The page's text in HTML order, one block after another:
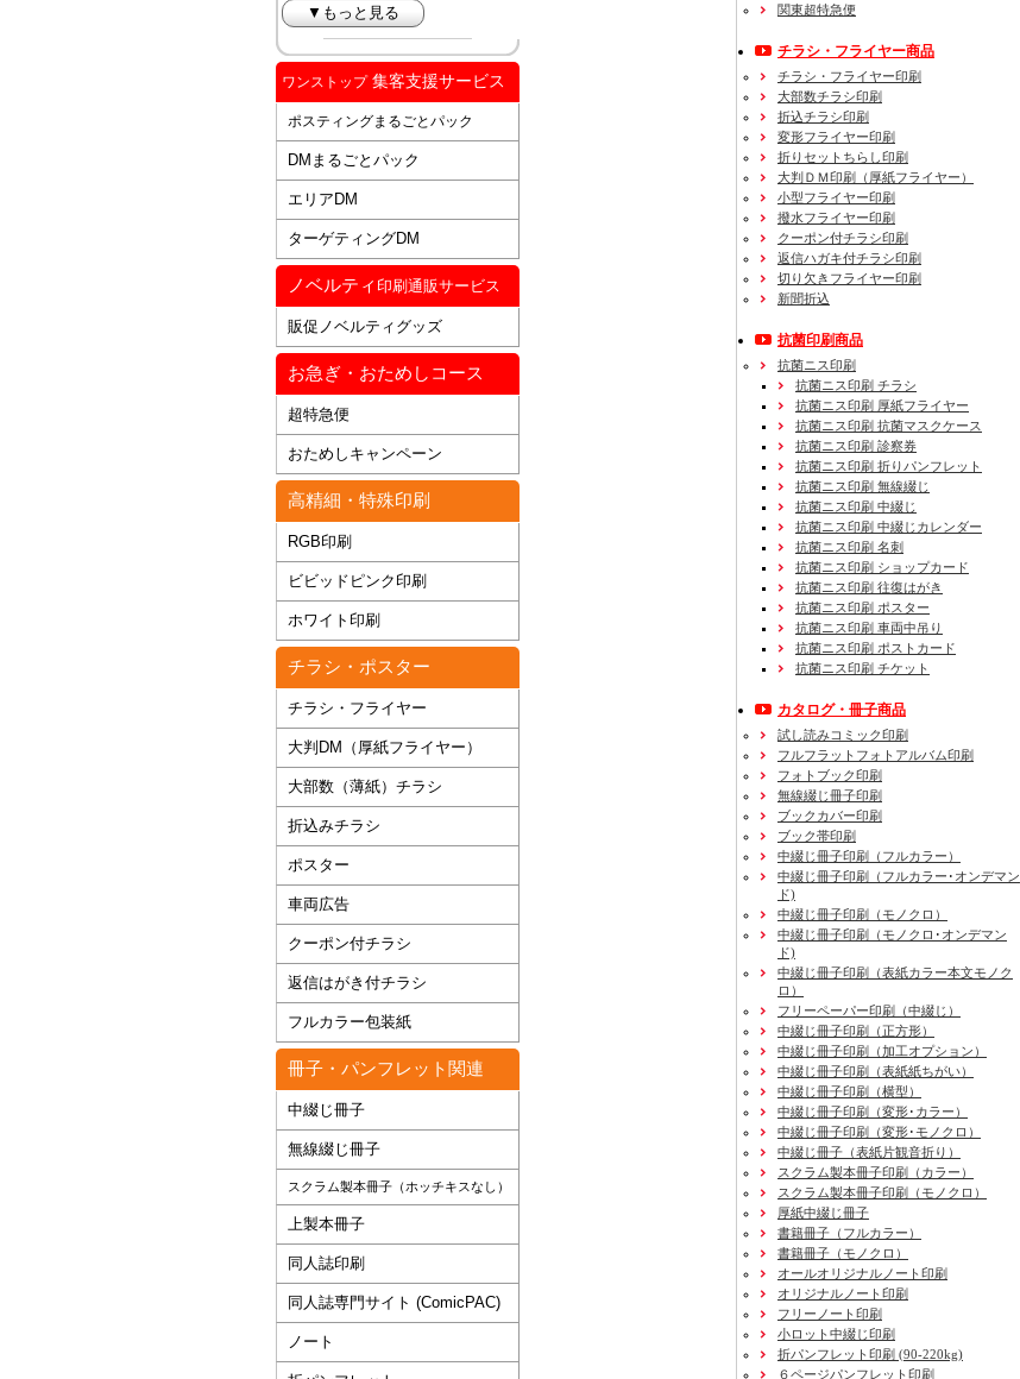
▼もっと見る
ワンストップ集客支援サービス
ポスティングまるごとパック
DMまるごとパック
エリアDM
ターゲティングDM
ノベルティ 印刷通販サービス
販促ノベルティグッズ
お急ぎ・おためしコース
超特急便
おためしキャンペーン
高精細・特殊印刷
RGB印刷
ビビッドピンク印刷
ホワイト印刷
チラシ・ポスター
チラシ・フライヤー
大判DM（厚紙フライヤー）
大部数（薄紙）チラシ
折込みチラシ
ポスター
車両広告
クーポン付チラシ
返信はがき付チラシ
フルカラー包装紙
冊子・パンフレット関連
中綴じ冊子
無線綴じ冊子
スクラム製本冊子（ホッチキスなし）
上製本冊子
同人誌印刷
同人誌専門サイト (ComicPAC)
ノート
関東超特急便
チラシ・フライヤー商品
チラシ・フライヤー印刷
大部数チラシ印刷
折込チラシ印刷
変形フライヤー印刷
折りセットちらし印刷
大判ＤＭ印刷（厚紙フライヤー）
小型フライヤー印刷
撥水フライヤー印刷
クーポン付チラシ印刷
返信ハガキ付チラシ印刷
切り欠きフライヤー印刷
新聞折込
抗菌印刷商品
抗菌ニス印刷
抗菌ニス印刷 チラシ
抗菌ニス印刷 厚紙フライヤー
抗菌ニス印刷 抗菌マスクケース
抗菌ニス印刷 診察券
抗菌ニス印刷 折りパンフレット
抗菌ニス印刷 無線綴じ
抗菌ニス印刷 中綴じ
抗菌ニス印刷 中綴じカレンダー
抗菌ニス印刷 名刺
抗菌ニス印刷 ショップカード
抗菌ニス印刷 往復はがき
抗菌ニス印刷 ポスター
抗菌ニス印刷 車両中吊り
抗菌ニス印刷 ポストカード
抗菌ニス印刷 チケット
カタログ・冊子商品
試し読みコミック印刷
フルフラットフォトアルバム印刷
フォトブック印刷
無線綴じ冊子印刷
ブックカバー印刷
ブック帯印刷
中綴じ冊子印刷（フルカラー）
中綴じ冊子印刷（フルカラー･オンデマン
ド)
中綴じ冊子印刷（モノクロ）
中綴じ冊子印刷（モノクロ･オンデマン
ド)
中綴じ冊子印刷（表紙カラー本文モノク
ロ）
フリーペーパー印刷
（中綴じ）
中綴じ冊子印刷
（正方形）
中綴じ冊子印刷
（加工オプション）
中綴じ冊子印刷
（表紙紙ちがい）
中綴じ冊子印刷
（横型）
中綴じ冊子印刷
（変形･カラー）
中綴じ冊子印刷
（変形･モノクロ）
中綴じ冊子（表紙片観音折り）
スクラム製本冊子印刷
（カラー）
スクラム製本冊子印刷
（モノクロ）
厚紙中綴じ冊子
書籍冊子 （フルカラー）
書籍冊子 （モノクロ）
オールオリジナルノート印刷
オリジナルノート印刷
フリーノート印刷
小ロット中綴じ印刷
折パンフレット印刷 (90-220kg)
６ページパンフレット印刷